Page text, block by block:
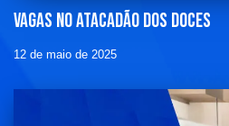
Vagas no Atacadão dos Doces
12 de maio de 2025